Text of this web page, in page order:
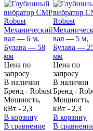
Цена по
запросу
В наличии
Бренд - Robust
Мощность,
кВт - 2,3
В корзину
В сравнение
Цена по
запросу
В наличии
Бренд -
Мощность,
кВт - 2,3
В корзину
В